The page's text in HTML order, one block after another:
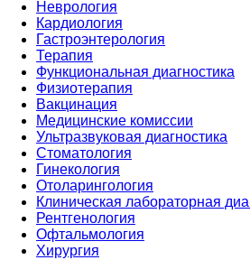
Неврология
Кардиология
Гастроэнтерология
Терапия
Функциональная диагностика
Физиотерапия
Вакцинация
Медицинские комиссии
Ультразвуковая диагностика
Стоматология
Гинекология
Отоларингология
Клиническая лабораторная
Рентгенология
Офтальмология
Хирургия